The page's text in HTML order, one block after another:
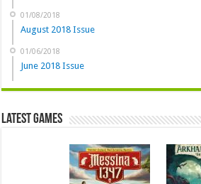
01/08/2018
August 2018 Issue
01/06/2018
June 2018 Issue
Latest Games